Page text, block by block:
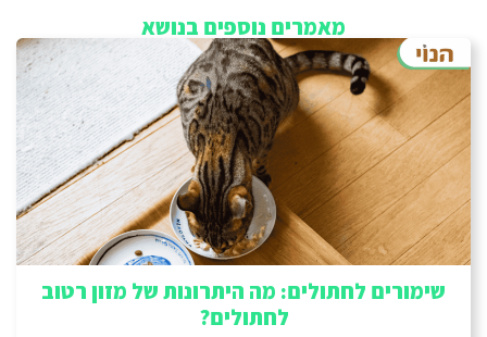
מאמרים נוספים בנושא
שימורים לחתולים: מה היתרונות של מזון רטוב
לחתולים?